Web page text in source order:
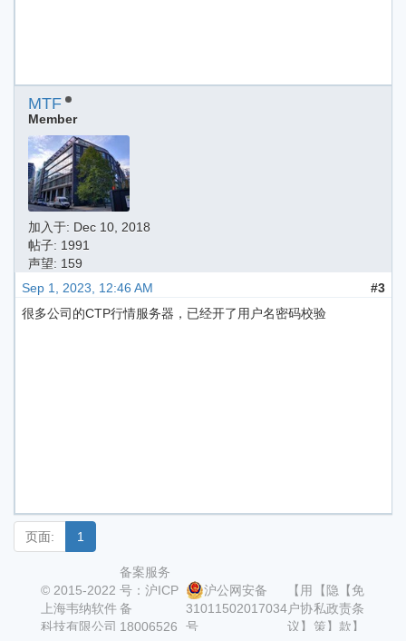
MTF
Member
加入于: Dec 10, 2018
帖子: 1991
声望: 159
Sep 1, 2023, 12:46 AM
#3
很多公司的CTP行情服务器，已经开了用户名密码校验
页面: 1
© 2015-2022
上海韦纳软件
科技有限公司
备案服务
号：沪ICP
备
18006526
沪公网安备
31011502017034
号
【用
户协
议】
【隐
私政
策】
【免
责条
款】